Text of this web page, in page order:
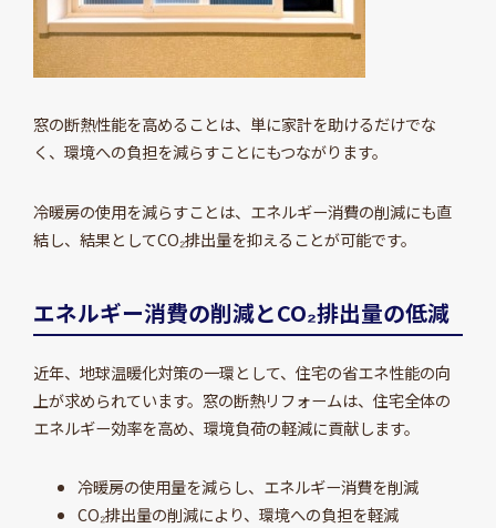
窓の断熱性能を高めることは、単に家計を助けるだけでな
く、環境への負担を減らすことにもつながります。
冷暖房の使用を減らすことは、エネルギー消費の削減にも直
結し、結果としてCO₂排出量を抑えることが可能です。
エネルギー消費の削減とCO₂排出量の低減
近年、地球温暖化対策の一環として、住宅の省エネ性能の向
上が求められています。窓の断熱リフォームは、住宅全体の
エネルギー効率を高め、環境負荷の軽減に貢献します。
冷暖房の使用量を減らし、エネルギー消費を削減
CO₂排出量の削減により、環境への負担を軽減